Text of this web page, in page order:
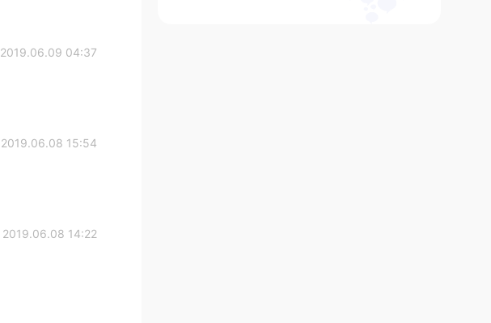
2019.06.09 04:37
2019.06.08 15:54
2019.06.08 14:22